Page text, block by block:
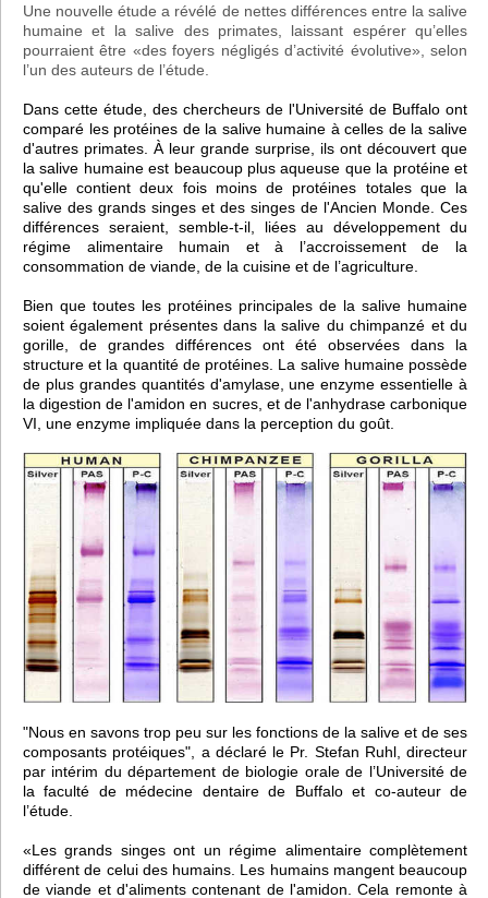
Une nouvelle étude a révélé de nettes différences entre la salive
humaine et la salive des primates, laissant espérer qu’elles
pourraient être «des foyers négligés d’activité évolutive», selon
l’un des auteurs de l’étude.
Dans cette étude, des chercheurs de l'Université de Buffalo ont
comparé les protéines de la salive humaine à celles de la salive
d'autres primates. À leur grande surprise, ils ont découvert que
la salive humaine est beaucoup plus aqueuse que la protéine et
qu'elle contient deux fois moins de protéines totales que la
salive des grands singes et des singes de l'Ancien Monde. Ces
différences seraient, semble-t-il, liées au développement du
régime alimentaire humain et à l’accroissement de la
consommation de viande, de la cuisine et de l’agriculture.
Bien que toutes les protéines principales de la salive humaine
soient également présentes dans la salive du chimpanzé et du
gorille, de grandes différences ont été observées dans la
structure et la quantité de protéines. La salive humaine possède
de plus grandes quantités d'amylase, une enzyme essentielle à
la digestion de l'amidon en sucres, et de l'anhydrase carbonique
VI, une enzyme impliquée dans la perception du goût.
"Nous en savons trop peu sur les fonctions de la salive et de ses
composants protéiques", a déclaré le Pr. Stefan Ruhl, directeur
par intérim du département de biologie orale de l’Université de
la faculté de médecine dentaire de Buffalo et co-auteur de
l’étude.
«Les grands singes ont un régime alimentaire complètement
différent de celui des humains. Les humains mangent beaucoup
de viande et d'aliments contenant de l'amidon. Cela remonte à